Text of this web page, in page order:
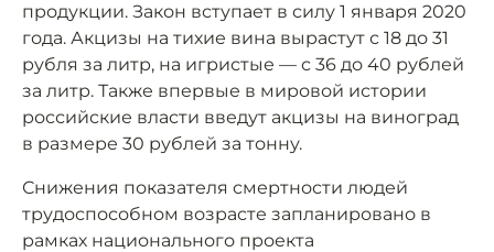
продукции. Закон вступает в силу 1 января 2020
года. Акцизы на тихие вина вырастут с 18 до 31
рубля за литр, на игристые — с 36 до 40 рублей
за литр. Также впервые в мировой истории
российские власти введут акцизы на виноград
в размере 30 рублей за тонну.
Снижения показателя смертности людей
трудоспособном возрасте запланировано в
рамках национального проекта